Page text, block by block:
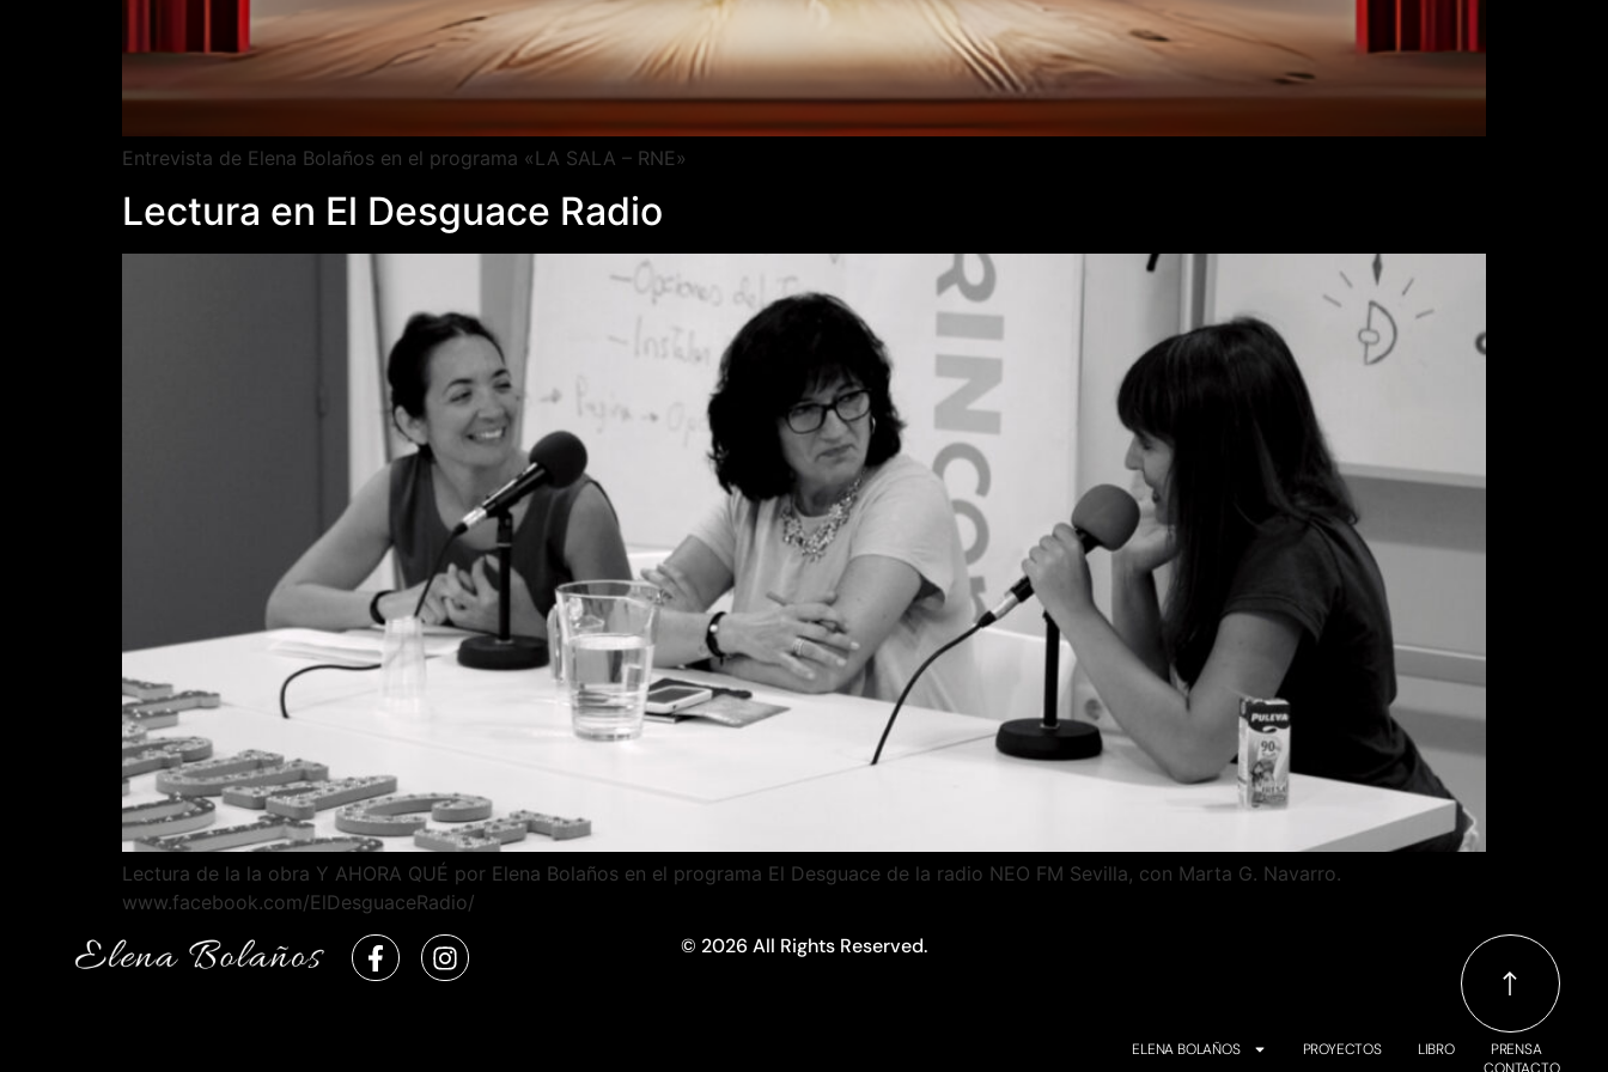
Entrevista de Elena Bolaños en el programa «LA SALA – RNE»
Lectura en El Desguace Radio
Lectura de la la obra Y AHORA QUÉ por Elena Bolaños en el programa El Desguace de la radio NEO FM Sevilla, con Marta G. Navarro.
www.facebook.com/ElDesguaceRadio/
© 2026 All Rights Reserved.
ELENA BOLAÑOS PROYECTOS LIBRO
PRENSA